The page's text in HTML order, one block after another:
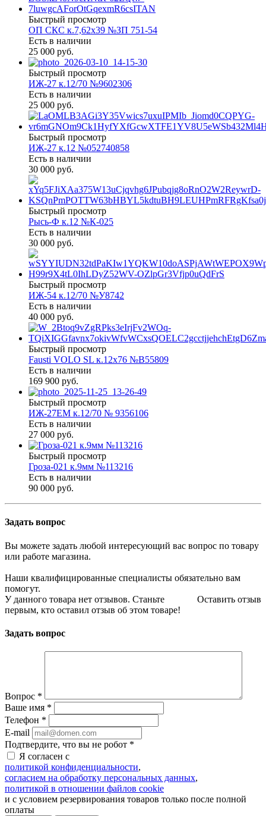
Быстрый просмотр
ОП СКС к.7,62х39 №ЗП 751-54
Есть в наличии
25 000 руб.
Быстрый просмотр
ИЖ-27 к.12/70 №9602306
Есть в наличии
25 000 руб.
Быстрый просмотр
ИЖ-27 к.12 №052740858
Есть в наличии
30 000 руб.
Быстрый просмотр
Рысь-Ф к.12 №К-025
Есть в наличии
30 000 руб.
Быстрый просмотр
ИЖ-54 к.12/70 №У8742
Есть в наличии
40 000 руб.
Быстрый просмотр
Fausti VOLO SL к.12х76 №В55809
Есть в наличии
169 900 руб.
Быстрый просмотр
ИЖ-27ЕМ к.12/70 № 9356106
Есть в наличии
27 000 руб.
Быстрый просмотр
Гроза-021 к.9мм №113216
Есть в наличии
90 000 руб.
Задать вопрос
Вы можете задать любой интересующий вас вопрос по товару
или работе магазина.
Наши квалифицированные специалисты обязательно вам
помогут.
Оставить отзыв
У данного товара нет отзывов. Станьте
первым, кто оставил отзыв об этом товаре!
Задать вопрос
Вопрос *
Ваше имя *
Телефон *
E-mail
Подтвердите, что вы не робот *
Я согласен с
политикой конфиденциальности,
согласием на обработку персональных данных,
политикой в отношении файлов cookie
и с условием резервирования товаров только после полной
оплаты